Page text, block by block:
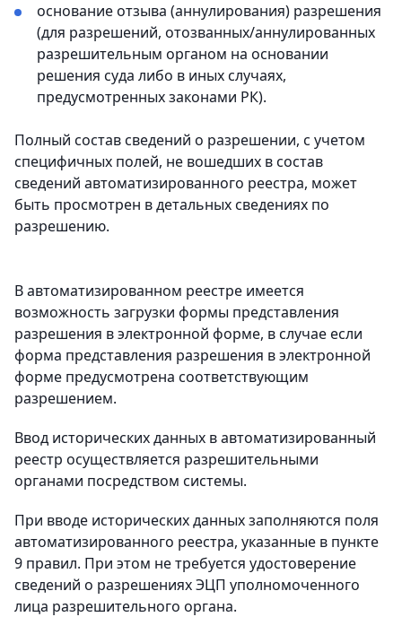
основание отзыва (аннулирования) разрешения
(для разрешений, отозванных/аннулированных
разрешительным органом на основании
решения суда либо в иных случаях,
предусмотренных законами РК).
Полный состав сведений о разрешении, с учетом
специфичных полей, не вошедших в состав
сведений автоматизированного реестра, может
быть просмотрен в детальных сведениях по
разрешению.
В автоматизированном реестре имеется
возможность загрузки формы представления
разрешения в электронной форме, в случае если
форма представления разрешения в электронной
форме предусмотрена соответствующим
разрешением.
Ввод исторических данных в автоматизированный
реестр осуществляется разрешительными
органами посредством системы.
При вводе исторических данных заполняются поля
автоматизированного реестра, указанные в пункте
9 правил. При этом не требуется удостоверение
сведений о разрешениях ЭЦП уполномоченного
лица разрешительного органа.